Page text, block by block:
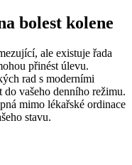
bolest kolene
ale existuje řada
přinést úlevu.
rad s moderními
vašeho denního režimu.
mimo lékařské ordinace
stavu.